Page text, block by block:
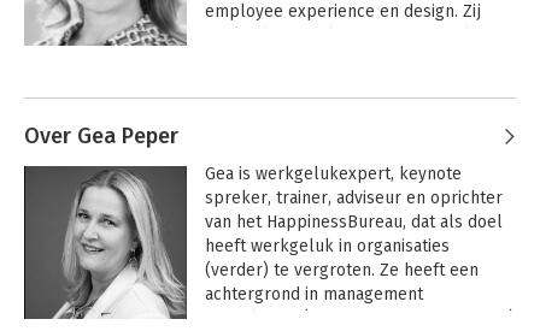
employee experience en design. Zij
Over Gea Peper
Gea is werkgelukexpert, keynote
spreker, trainer, adviseur en oprichter
van het HappinessBureau, dat als doel
heeft werkgeluk in organisaties
(verder) te vergroten. Ze heeft een
achtergrond in management